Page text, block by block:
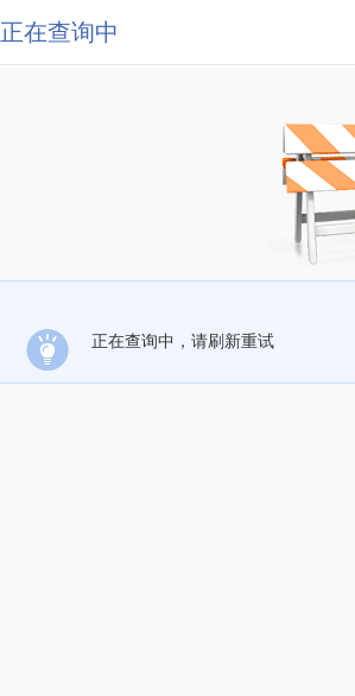
正在查询中
正在查询中，请刷新重试